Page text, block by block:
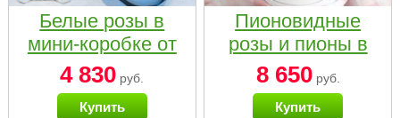
Белые розы в
мини-коробке от
Bella Fiori
4 830 руб.
Купить
Пионовидные
розы и пионы в
белой коробке
Small
8 650руб.
Купить